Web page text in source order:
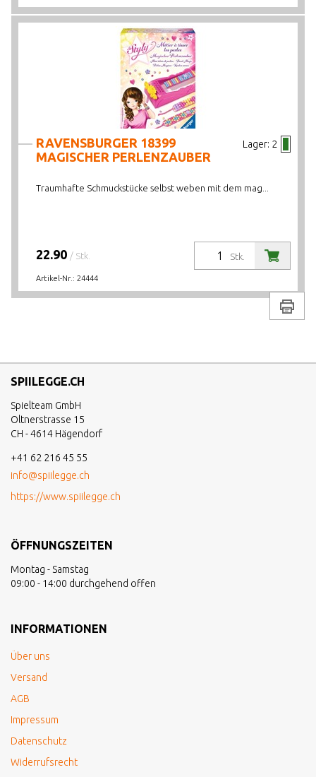
Lager: 2
RAVENSBURGER 18399
MAGISCHER PERLENZAUBER
Traumhafte Schmuckstücke selbst weben mit dem mag...
Stk.
22.90 / Stk.
Artikel-Nr.: 24444
SPIILEGGE.CH
Spielteam GmbH
Oltnerstrasse 15
CH - 4614 Hägendorf
+41 62 216 45 55
info@spiilegge.ch
https://www.spiilegge.ch
ÖFFNUNGSZEITEN
Montag - Samstag
09:00 - 14:00 durchgehend offen
INFORMATIONEN
Über uns
Versand
AGB
Impressum
Datenschutz
Widerrufsrecht